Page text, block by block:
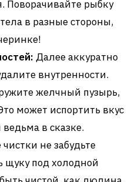
Поворачивайте рыбку
в разные стороны,
Далее аккуратно
внутренности.
желчный пузырь,
может испортить вкус
в сказке.
чистки не забудьте
щуку под холодной